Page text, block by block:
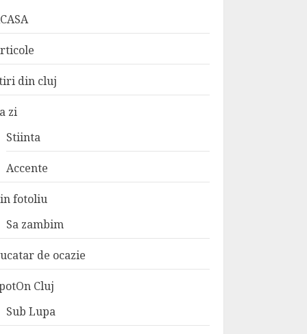
din cluj
zi
Stiinta
Accente
fotoliu
Sa zambim
de ocazie
Cluj
Sub Lupa